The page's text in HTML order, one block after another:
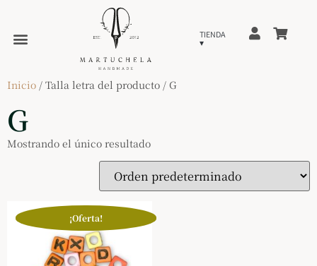
Inicio / Talla letra del producto / G
G
Mostrando el único resultado
¡Oferta!